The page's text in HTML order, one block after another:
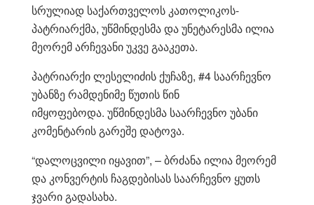
სრულიად საქართველოს კათოლიკოს-
პატრიარქმა, უწმინდესმა და უნეტარესმა ილია
მეორემ არჩევანი უკვე გააკეთა.
პატრიარქი ლესელიძის ქუჩაზე, #4 საარჩევნო
უბანზე რამდენიმე წუთის წინ
იმყოფებოდა. უწმინდესმა საარჩევნო უბანი
კომენტარის გარეშე დატოვა.
“დალოცვილი იყავით”, – ბრძანა ილია მეორემ
და კონვერტის ჩაგდებისას საარჩევნო ყუთს
ჯვარი გადასახა.